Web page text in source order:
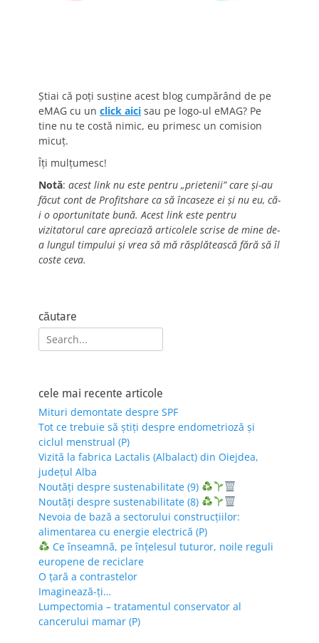
Știai că poți susține acest blog cumpărând de pe
eMAG cu un click aici sau pe logo-ul eMAG? Pe
tine nu te costă nimic, eu primesc un comision
micuț.
Îți mulțumesc!
Notă: acest link nu este pentru „prietenii” care și-au
făcut cont de Profitshare ca să încaseze ei și nu eu, că-
i o oportunitate bună. Acest link este pentru
vizitatorul care apreciază articolele scrise de mine de-
a lungul timpului și vrea să mă răsplătească fără să îl
coste ceva.
căutare
Search
for:
cele mai recente articole
Mituri demontate despre SPF
Tot ce trebuie să știți despre endometrioză și
ciclul menstrual (P)
Vizită la fabrica Lactalis (Albalact) din Oiejdea,
județul Alba
Noutăți despre sustenabilitate (9)
Noutăți despre sustenabilitate (8)
Nevoia de bază a sectorului construcțiilor:
alimentarea cu energie electrică (P)
Ce înseamnă, pe înțelesul tuturor, noile reguli
europene de reciclare
O țară a contrastelor
Imaginează-ți…
Lumpectomia – tratamentul conservator al
cancerului mamar (P)